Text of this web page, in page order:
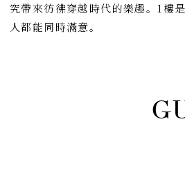
究帶來彷彿穿越時代的樂趣。1樓
人都能同時滿意。